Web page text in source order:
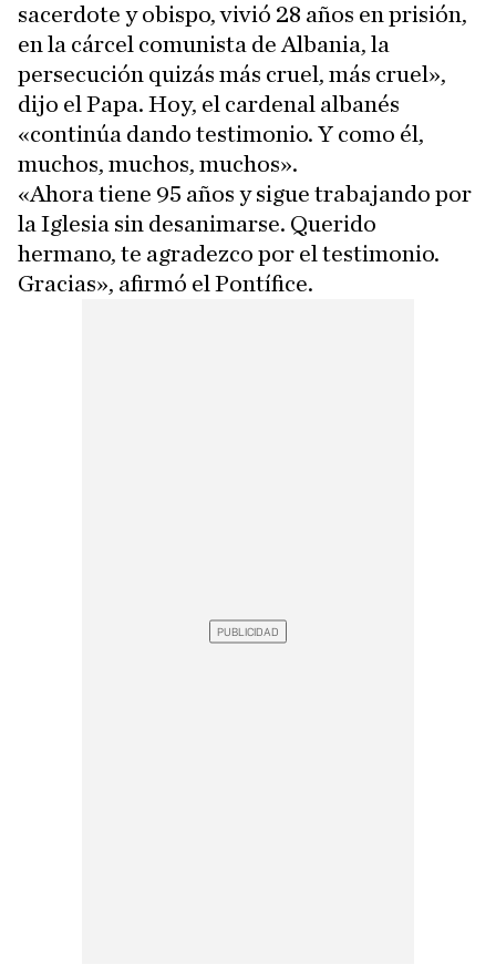
sacerdote y obispo, vivió 28 años en prisión,
en la cárcel comunista de Albania, la
persecución quizás más cruel, más cruel»,
dijo el Papa. Hoy, el cardenal albanés
«continúa dando testimonio. Y como él,
muchos, muchos, muchos».
«Ahora tiene 95 años y sigue trabajando por
la Iglesia sin desanimarse. Querido
hermano, te agradezco por el testimonio.
Gracias», afirmó el Pontífice.